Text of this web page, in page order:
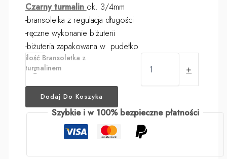
Czarny turmalin ok. 3/4mm
-bransoletka z regulacja długości
-ręczne wykonanie biżuterii
-biżuteria zapakowana w pudełko
-
ilość Bransoletka z
turmalinem
+
Dodaj Do Koszyka
Szybkie i w 100% bezpieczne płatności